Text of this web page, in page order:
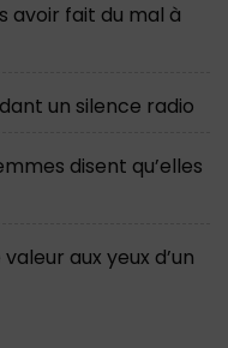
avoir fait du mal à
un silence radio
disent qu’elles
aux yeux d’un